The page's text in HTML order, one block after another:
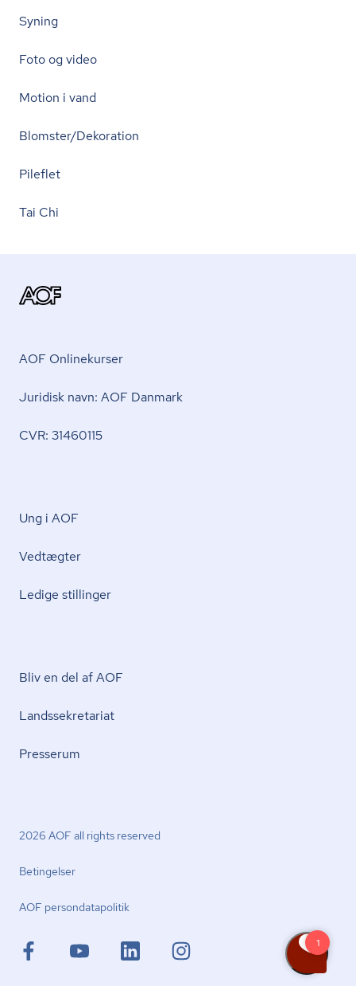
Syning
Foto og video
Motion i vand
Blomster/Dekoration
Pileflet
Tai Chi
AOF Onlinekurser
Juridisk navn: AOF Danmark
CVR: 31460115
Ung i AOF
Vedtægter
Ledige stillinger
Bliv en del af AOF
Lands­se­kre­ta­ri­at
Presserum
2026 AOF all rights reserved
Betingelser
AOF per­son­da­ta­po­li­tik